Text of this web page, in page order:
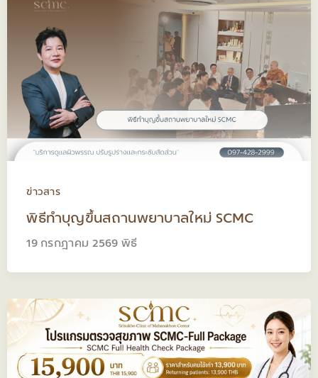
ข่าวสาร
พิธีทำบุญขึ้นสถานพยาบาลใหม่ SCMC
19 กรกฎาคม 2569 พิธี